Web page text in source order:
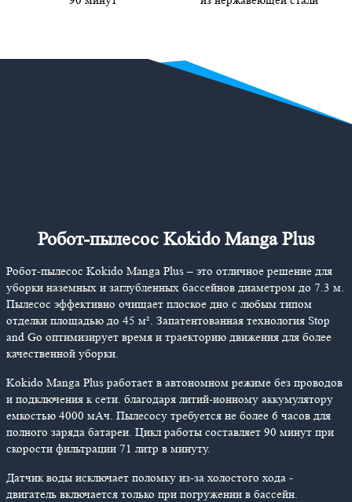
Робот-пылесос Kokido Manga Plus
Робот-пылесос Kokido Manga Plus – это отличное решение для
уборки наземных и заглубленных бассейнов диаметром до 7.3 м.
Пылесос эффективно очищает плоское дно с любым типом
отделки площадью до 45 м². Запатентованная технология Stop
and Go оптимизирует время и траекторию движения для более
качественной уборки.
Kokido Manga Plus работает в автономном режиме без проводов
и подключения к сети. благодаря литий-ионному аккумулятору
емкостью 4000 мАч. Пылесосу требуется не более 6 часов для
полного заряда батареи. Цикл работы составляет 90 минут при
скорости фильтрации 71 литр в минуту.
Датчик воды исключает поломку из-за холостого хода -
двигатель включается только при погружении в бассейн.